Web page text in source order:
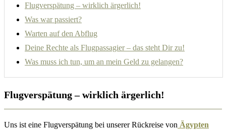
Flugverspätung – wirklich ärgerlich!
Was war passiert?
Warten auf den Abflug
Deine Rechte als Flugpassagier – das steht Dir zu!
Was muss ich tun, um an mein Geld zu gelangen?
Flugverspätung – wirklich ärgerlich!
Uns ist eine Flugverspätung bei unserer Rückreise von Ägypten